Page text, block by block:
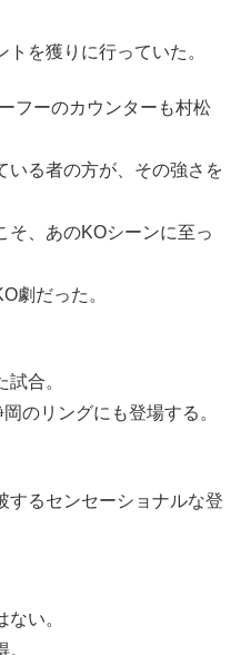
を獲りに行っていた。
フーのカウンターも村松
いる者の方が、その強さを
そ、あのKOシーンに至っ
劇だった。
合。
のリングにも登場する。
するセンセーショナルな登
い。